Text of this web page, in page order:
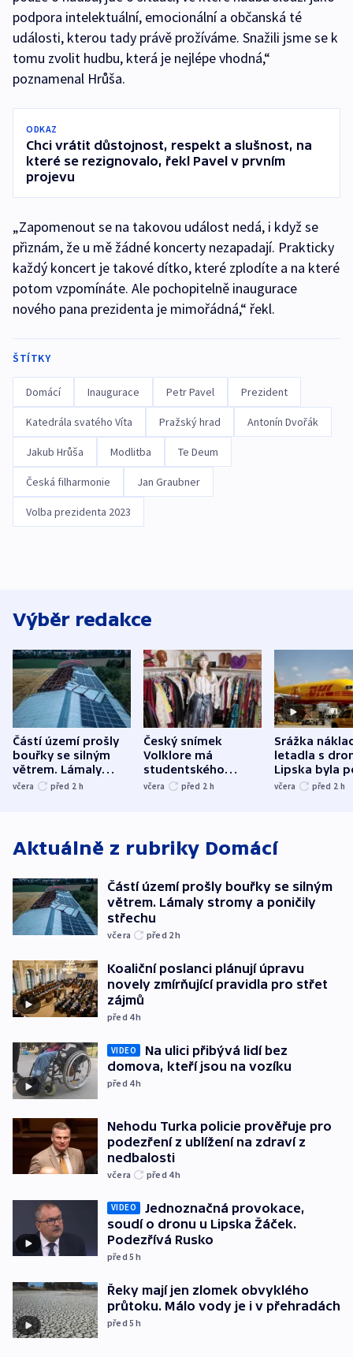
podpora intelektuální, emocionální a občanská té
události, kterou tady právě prožíváme. Snažili jsme se k
tomu zvolit hudbu, která je nejlépe vhodná,“
poznamenal Hrůša.
ODKAZ
Chci vrátit důstojnost, respekt a slušnost, na
které se rezignovalo, řekl Pavel v prvním
projevu
„Zapomenout se na takovou událost nedá, i když se
přiznám, že u mě žádné koncerty nezapadají. Prakticky
každý koncert je takové dítko, které zplodíte a na které
potom vzpomínáte. Ale pochopitelně inaugurace
nového pana prezidenta je mimořádná,“ řekl.
ŠTÍTKY
Domácí Inaugurace Petr Pavel Prezident
Katedrála svatého Víta Pražský hrad Antonín Dvořák
Jakub Hrůša Modlitba Te Deum
Česká filharmonie Jan Graubner
Volba prezidenta 2023
Výběr redakce
Částí území prošly
bouřky se silným
větrem. Lámaly
stromy a poničily
včera před 2 h
Český snímek
Volklore má
studentského
Oscara, zabojuje o
včera před 2 h
Srážka
letadla s
Lipska byla
německého
včera před 2 h
Aktuálně z rubriky Domácí
Částí území prošly bouřky se silným
větrem. Lámaly stromy a poničily
střechu
včera před 2h
Koaliční poslanci plánují úpravu
novely zmírňující pravidla pro střet
zájmů
před 4h
VIDEO
Na ulici přibývá lidí bez
domova, kteří jsou na vozíku
před 4h
Nehodu Turka policie prověřuje pro
podezření z ublížení na zdraví z
nedbalosti
včera před 4h
VIDEO
Jednoznačná provokace,
soudí o dronu u Lipska Žáček.
Podezřívá Rusko
před 5h
Řeky mají jen zlomek obvyklého
průtoku. Málo vody je i v přehradách
před 5h